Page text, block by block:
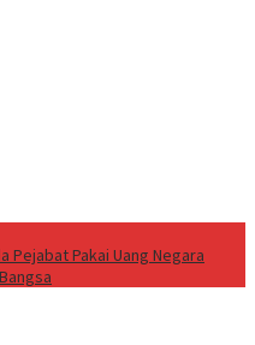
Pejabat Pakai Uang Negara